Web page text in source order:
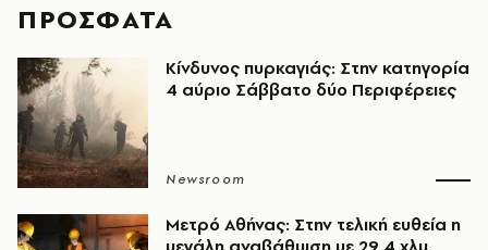
ΠΡΟΣΦΑΤΑ
Κίνδυνος πυρκαγιάς: Στην κατηγορία
4 αύριο Σάββατο δύο Περιφέρειες
Newsroom
Μετρό Αθήνας: Στην τελική ευθεία η